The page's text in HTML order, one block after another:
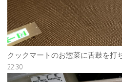
クックマートのお惣菜に舌鼓を打
22:30